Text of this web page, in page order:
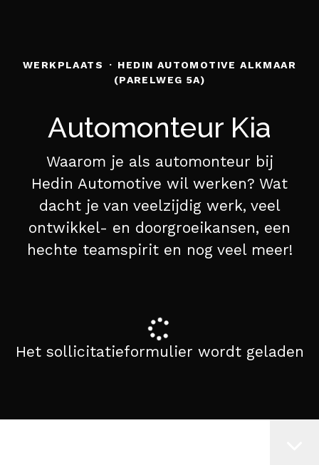
WERKPLAATS · HEDIN AUTOMOTIVE ALKMAAR
(PARELWEG 5A)
Automonteur Kia
Waarom je als automonteur bij
Hedin Automotive wil werken? Wat
dacht je van veelzijdig werk, veel
ontwikkel- en doorgroeikansen, een
hechte teamspirit en nog veel meer!
Het sollicitatieformulier wordt geladen